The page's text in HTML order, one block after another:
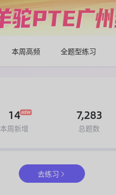
本周高频 全题型练习
14
本周新增
7,283
总题数
去练习